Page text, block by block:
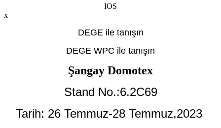
IOS
x
DEGE ile tanışın
DEGE WPC ile tanışın
Şangay Domotex
Stand No.:6.2C69
Tarih: 26 Temmuz-28 Temmuz,2023